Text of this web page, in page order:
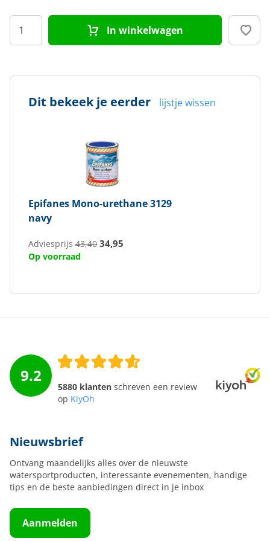
In winkelwagen
Dit bekeek je eerder lijstje wissen
Epifanes Mono-urethane 3129
navy
Adviesprijs 43,40 34,95
Op voorraad
9.2
5880 klanten schreven een review
op KiyOh
Nieuwsbrief
Ontvang maandelijks alles over de nieuwste
watersportproducten, interessante evenementen, handige
tips en de beste aanbiedingen direct in je inbox
Aanmelden